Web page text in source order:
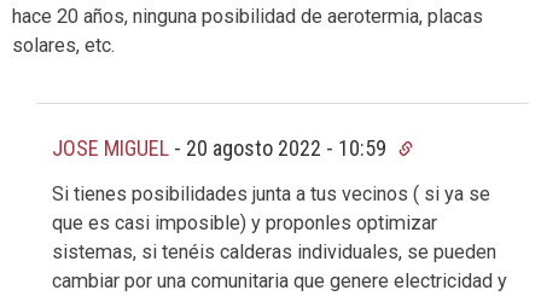
hace 20 años, ninguna posibilidad de aerotermia, placas
solares, etc.
JOSE MIGUEL - 20 agosto 2022 - 10:59
Si tienes posibilidades junta a tus vecinos ( si ya se
que es casi imposible) y proponles optimizar
sistemas, si tenéis calderas individuales, se pueden
cambiar por una comunitaria que genere electricidad y